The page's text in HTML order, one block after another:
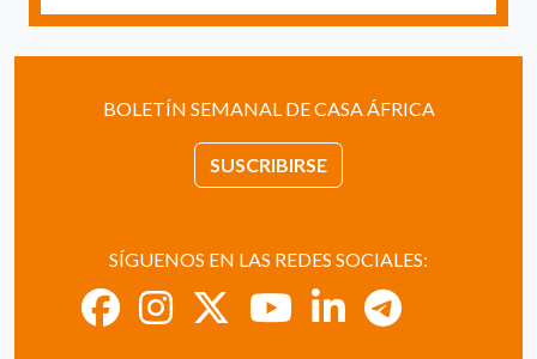
BOLETÍN SEMANAL DE CASA ÁFRICA
SUSCRIBIRSE
SÍGUENOS EN LAS REDES SOCIALES: